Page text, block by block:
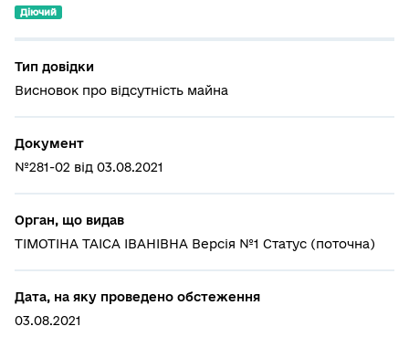
Діючий
Тип довідки
Висновок про відсутність майна
Документ
№281-02 від 03.08.2021
Орган, що видав
ТІМОТІНА ТАІСА ІВАНІВНА Версія №1 Статус (поточна)
Дата, на яку проведено обстеження
03.08.2021